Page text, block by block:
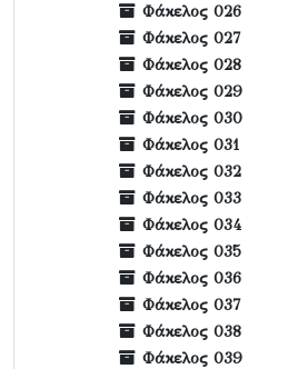
Φάκελος 026
Φάκελος 027
Φάκελος 028
Φάκελος 029
Φάκελος 030
Φάκελος 031
Φάκελος 032
Φάκελος 033
Φάκελος 034
Φάκελος 035
Φάκελος 036
Φάκελος 037
Φάκελος 038
Φάκελος 039